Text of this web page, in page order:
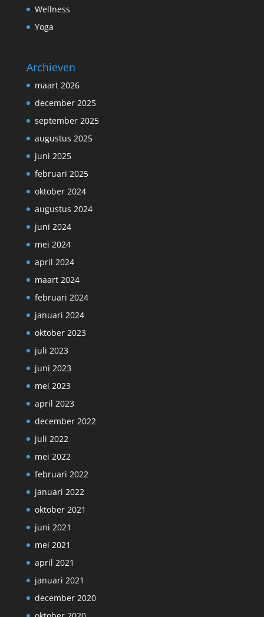
Wellness
Yoga
Archieven
maart 2026
december 2025
september 2025
augustus 2025
juni 2025
februari 2025
oktober 2024
augustus 2024
juni 2024
mei 2024
april 2024
maart 2024
februari 2024
januari 2024
oktober 2023
juli 2023
juni 2023
mei 2023
april 2023
december 2022
juli 2022
mei 2022
februari 2022
januari 2022
oktober 2021
juni 2021
mei 2021
april 2021
januari 2021
december 2020